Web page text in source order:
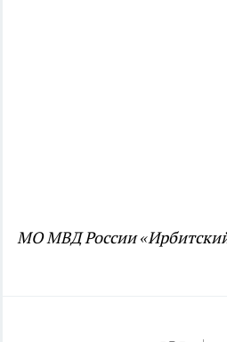
МО МВД России